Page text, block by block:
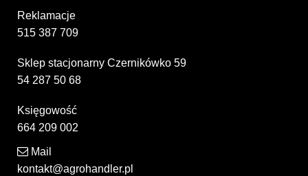
Reklamacje
515 387 709
Sklep stacjonarny Czernikówko 59
54 287 50 68
Księgowość
664 209 002
Mail
kontakt@agrohandler.pl